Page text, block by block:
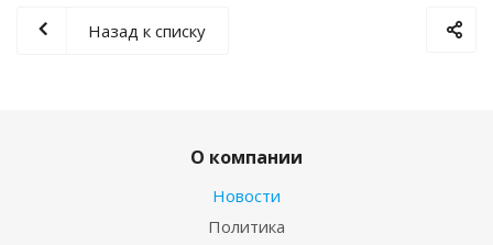
Назад к списку
О компании
Новости
Политика